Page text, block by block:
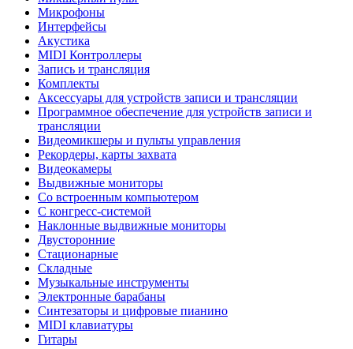
Микрофоны
Интерфейсы
Акустика
MIDI Контроллеры
Запись и трансляция
Комплекты
Аксессуары для устройств записи и трансляции
Программное обеспечение для устройств записи и
трансляции
Видеомикшеры и пульты управления
Рекордеры, карты захвата
Видеокамеры
Выдвижные мониторы
Со встроенным компьютером
С конгресс-системой
Наклонные выдвижные мониторы
Двусторонние
Стационарные
Складные
Музыкальные инструменты
Электронные барабаны
Синтезаторы и цифровые пианино
MIDI клавиатуры
Гитары